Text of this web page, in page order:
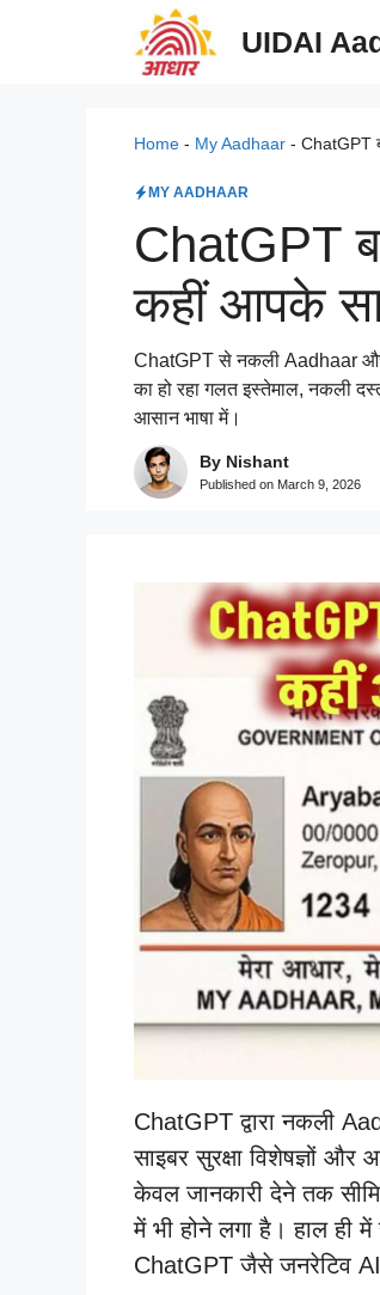
UIDAI
Home - My Aadhaar - ChatGPT
MY AADHAAR
ChatGPT
कहीं आपके
ChatGPT से नकली Aadhaar और
का हो रहा गलत इस्तेमाल, नकली
आसान भाषा में।
By Nishant
Published on March 9, 2026
ChatGPT द्वारा नकली
साइबर सुरक्षा विशेषज्ञों
केवल जानकारी देने तक
में भी होने लगा है। हाल ही
ChatGPT जैसे जनरेटिव AI